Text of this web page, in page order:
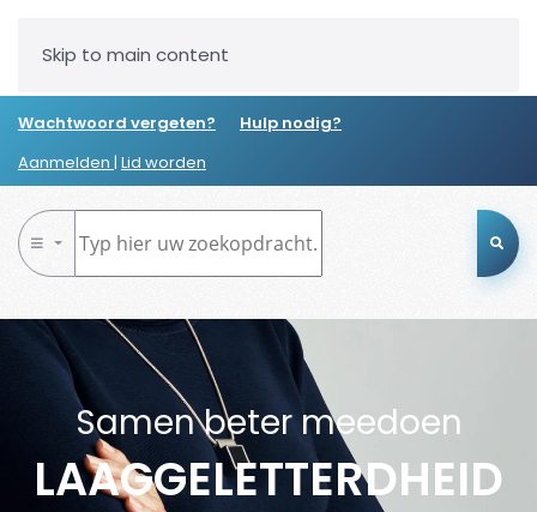
Skip to main content
Wachtwoord vergeten?
Hulp nodig?
Aanmelden | Lid worden
Samen beter meedoen
LAAGGELETTERDHEID